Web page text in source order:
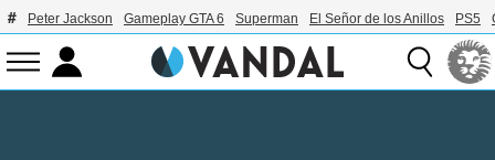
Peter Jackson Gameplay GTA 6 Superman El Señor de los Anillos PS5